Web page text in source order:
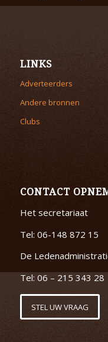
LINKS
Adverteerders
Andere bronnen
Clubs
CONTACT
Het secretariaat
Tel: 06-148 872 15
De
Tel: 06 – 215 343 28
STEL UW VRAAG